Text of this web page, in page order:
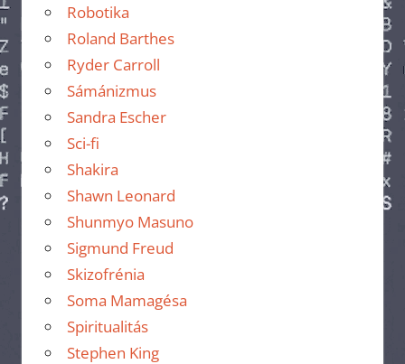
Robotika
Roland Barthes
Ryder Carroll
Sámánizmus
Sandra Escher
Sci-fi
Shakira
Shawn Leonard
Shunmyo Masuno
Sigmund Freud
Skizofrénia
Soma Mamagésa
Spiritualitás
Stephen King